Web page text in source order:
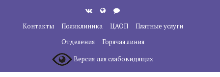
содержанию
Контакты Поликлиника ЦАОП
Платные услуги
Отделения
Горячая линия
Версия для слабовидящих